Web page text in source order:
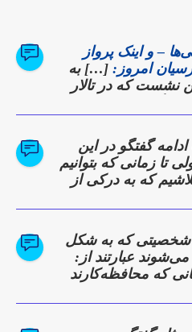
– و اینک پرواز
امروز: […] به
نشست که در تالار
برای بازگشت
و سودآوری به
گفتگو در این
تا زمانی که بتوانیم
که به درکی از
شخصیتی که به شکل
عبارتند از:
که محافظه‌کارند